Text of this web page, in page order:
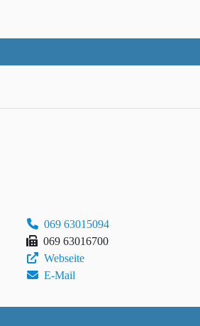
069 63015094
069 63016700
Webseite
E-Mail